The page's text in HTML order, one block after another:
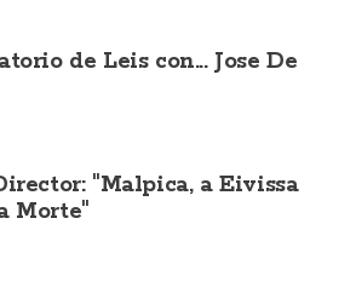
de Leis con... Jose De
"Malpica, a Eivissa
Morte"